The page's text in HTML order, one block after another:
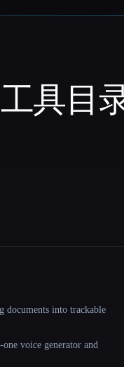
具目录
documents into trackable
voice generator and